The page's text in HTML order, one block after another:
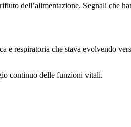
dell’alimentazione. Segnali che
respiratoria che stava evolvendo
continuo delle funzioni vitali.